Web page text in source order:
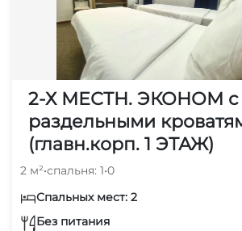
2-Х МЕСТН. ЭКОНОМ с
раздельными
(главн.корп. 1 ЭТАЖ)
2 м²•спальня: 1•0
Спальных мест: 2
Без питания